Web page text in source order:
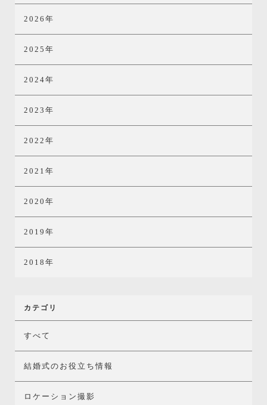
2026年
2025年
2024年
2023年
2022年
2021年
2020年
2019年
2018年
カテゴリ
すべて
結婚式のお役立ち情報
ロケーション撮影